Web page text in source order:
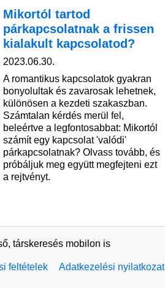
Mikortól tartod
párkapcsolatnak a frissen
kialakult kapcsolatod?
2023.06.30.
A romantikus kapcsolatok gyakran
bonyolultak és zavarosak lehetnek,
különösen a kezdeti szakaszban.
Számtalan kérdés merül fel,
beleértve a legfontosabbat: Mikortól
számít egy kapcsolat 'valódi'
párkapcsolatnak? Olvass tovább, és
próbáljuk meg együtt megfejteni ezt
a rejtvényt.
társkeresés mobilon is
feltételek Adatkezelési nyilatkozat